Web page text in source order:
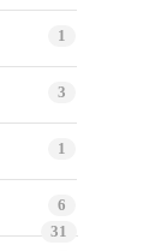
1
3
1
6
31